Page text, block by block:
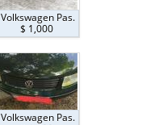
Volkswagen Pas.
$ 1,000
Volkswagen Pas.